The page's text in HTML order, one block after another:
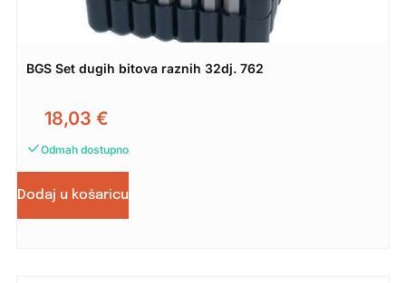
BGS Set dugih bitova raznih 32dj. 762
18,03 €
Odmah dostupno
Dodaj u košaricu